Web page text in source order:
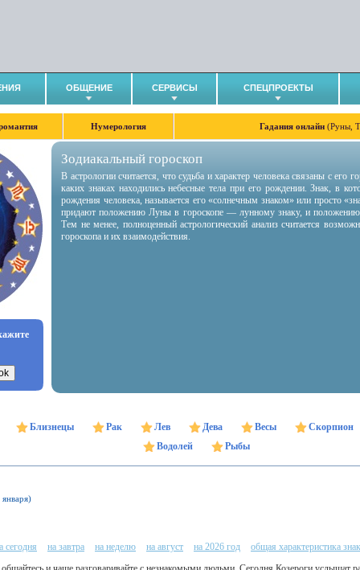
ОБЩЕНИЕ СЕРВИСЫ СПЕЦПРОЕКТЫ
Нумерология Гадания онлайн (Руны,
Зодиакальный гороскоп
В астрологии считается, что судьба и характер человека связаны с его
каких знаках находились небесные тела при его рождении. Знак, в
рождения человека, называется его «солнечным знаком» или просто
придают положению Луны в гороскопе — лунному знаку, и
Тем не менее, полноценный астрологический анализ считается
гороскопа и их взаимодействия.
Близнецы Рак Лев Дева Весы
Скорпион
Водолей
Рыбы
сегодня на завтра на неделю на август на 2026 год
общая характеристика